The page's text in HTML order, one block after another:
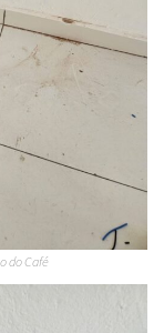
do Café